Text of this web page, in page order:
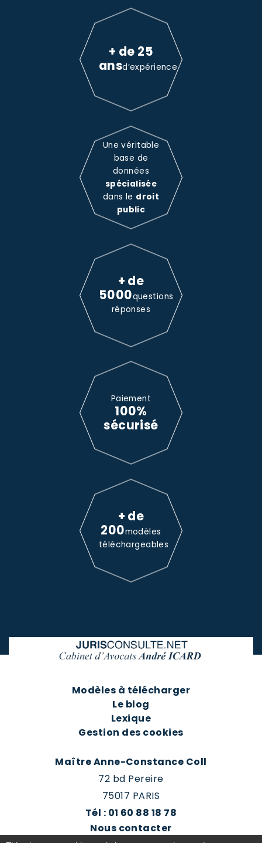
+ de 25
ansd’expérience
Une véritable
base de
données
spécialisée
dans le droit
public
+ de
5000questions
réponses
Paiement
100%
sécurisé
+ de
200modèles
téléchargeables
Modèles à télécharger
Le blog
Lexique
Gestion des cookies
Maître Anne-Constance Coll
72 bd Pereire
75017 PARIS
Tél : 01 60 88 18 78
Nous contacter